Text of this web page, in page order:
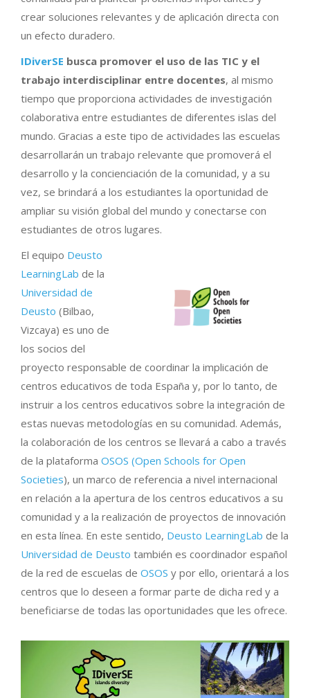
crear soluciones relevantes y de aplicación directa con
un efecto duradero.
IDiverSE busca promover el uso de las TIC y el
trabajo interdisciplinar entre docentes, al mismo
tiempo que proporciona actividades de investigación
colaborativa entre estudiantes de diferentes islas del
mundo. Gracias a este tipo de actividades las escuelas
desarrollarán un trabajo relevante que promoverá el
desarrollo y la concienciación de la comunidad, y a su
vez, se brindará a los estudiantes la oportunidad de
ampliar su visión global del mundo y conectarse con
estudiantes de otros lugares.
El equipo Deusto
LearningLab de la
Universidad de
Deusto (Bilbao,
Vizcaya) es uno de
los socios del
proyecto responsable de coordinar la implicación de
centros educativos de toda España y, por lo tanto, de
instruir a los centros educativos sobre la integración de
estas nuevas metodologías en su comunidad. Además,
la colaboración de los centros se llevará a cabo a través
de la plataforma OSOS (Open Schools for Open
Societies), un marco de referencia a nivel internacional
en relación a la apertura de los centros educativos a su
comunidad y a la realización de proyectos de innovación
en esta línea. En este sentido, Deusto LearningLab de la
Universidad de Deusto también es coordinador español
de la red de escuelas de OSOS y por ello, orientará a los
centros que lo deseen a formar parte de dicha red y a
beneficiarse de todas las oportunidades que les ofrece.